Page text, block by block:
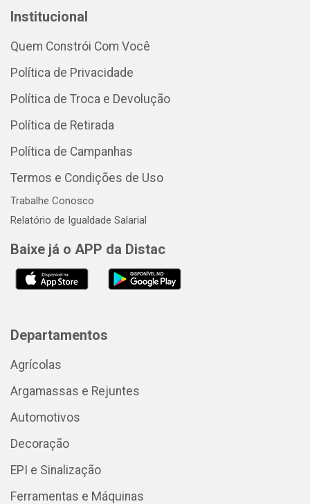
Institucional
Quem Constrói Com Você
Política de Privacidade
Política de Troca e Devolução
Política de Retirada
Política de Campanhas
Termos e Condições de Uso
Trabalhe Conosco
Relatório de Igualdade Salarial
Baixe já o APP da Distac
Departamentos
Agrícolas
Argamassas e Rejuntes
Automotivos
Decoração
EPI e Sinalização
Ferramentas e Máquinas